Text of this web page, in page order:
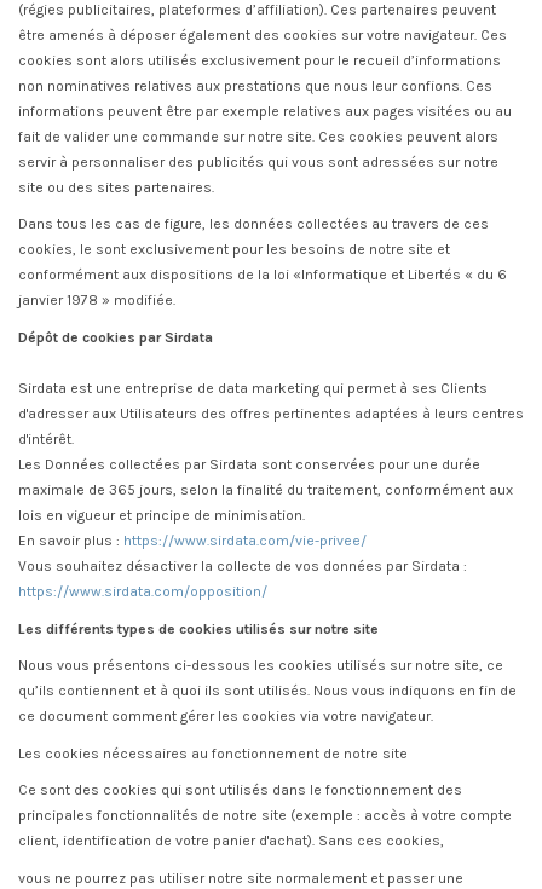
(régies publicitaires, plateformes d’affiliation). Ces partenaires peuvent
être amenés à déposer également des cookies sur votre navigateur. Ces
cookies sont alors utilisés exclusivement pour le recueil d’informations
non nominatives relatives aux prestations que nous leur confions. Ces
informations peuvent être par exemple relatives aux pages visitées ou au
fait de valider une commande sur notre site. Ces cookies peuvent alors
servir à personnaliser des publicités qui vous sont adressées sur notre
site ou des sites partenaires.
Dans tous les cas de figure, les données collectées au travers de ces
cookies, le sont exclusivement pour les besoins de notre site et
conformément aux dispositions de la loi «Informatique et Libertés « du 6
janvier 1978 » modifiée.
Dépôt de cookies par Sirdata
Sirdata est une entreprise de data marketing qui permet à ses Clients
d'adresser aux Utilisateurs des offres pertinentes adaptées à leurs centres
d'intérêt.
Les Données collectées par Sirdata sont conservées pour une durée
maximale de 365 jours, selon la finalité du traitement, conformément aux
lois en vigueur et principe de minimisation.
En savoir plus : https://www.sirdata.com/vie-privee/
Vous souhaitez désactiver la collecte de vos données par Sirdata :
https://www.sirdata.com/opposition/
Les différents types de cookies utilisés sur notre site
Nous vous présentons ci-dessous les cookies utilisés sur notre site, ce
qu’ils contiennent et à quoi ils sont utilisés. Nous vous indiquons en fin de
ce document comment gérer les cookies via votre navigateur.
Les cookies nécessaires au fonctionnement de notre site
Ce sont des cookies qui sont utilisés dans le fonctionnement des
principales fonctionnalités de notre site (exemple : accès à votre compte
client, identification de votre panier d'achat). Sans ces cookies,
vous ne pourrez pas utiliser notre site normalement et passer une